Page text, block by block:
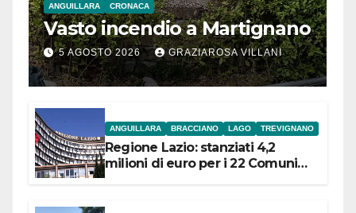
ANGUILLARA CRONACA
Vasto incendio a Martignano
5 AGOSTO 2026 GRAZIAROSA VILLANI
ANGUILLARA BRACCIANO LAGO TREVIGNANO
Regione Lazio: stanziati 4,2
milioni di euro per i 22 Comuni